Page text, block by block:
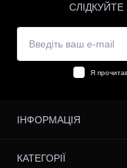
Я
ІНФОРМАЦІЯ
Доставка і Оплата
КАТЕГОРІЇ